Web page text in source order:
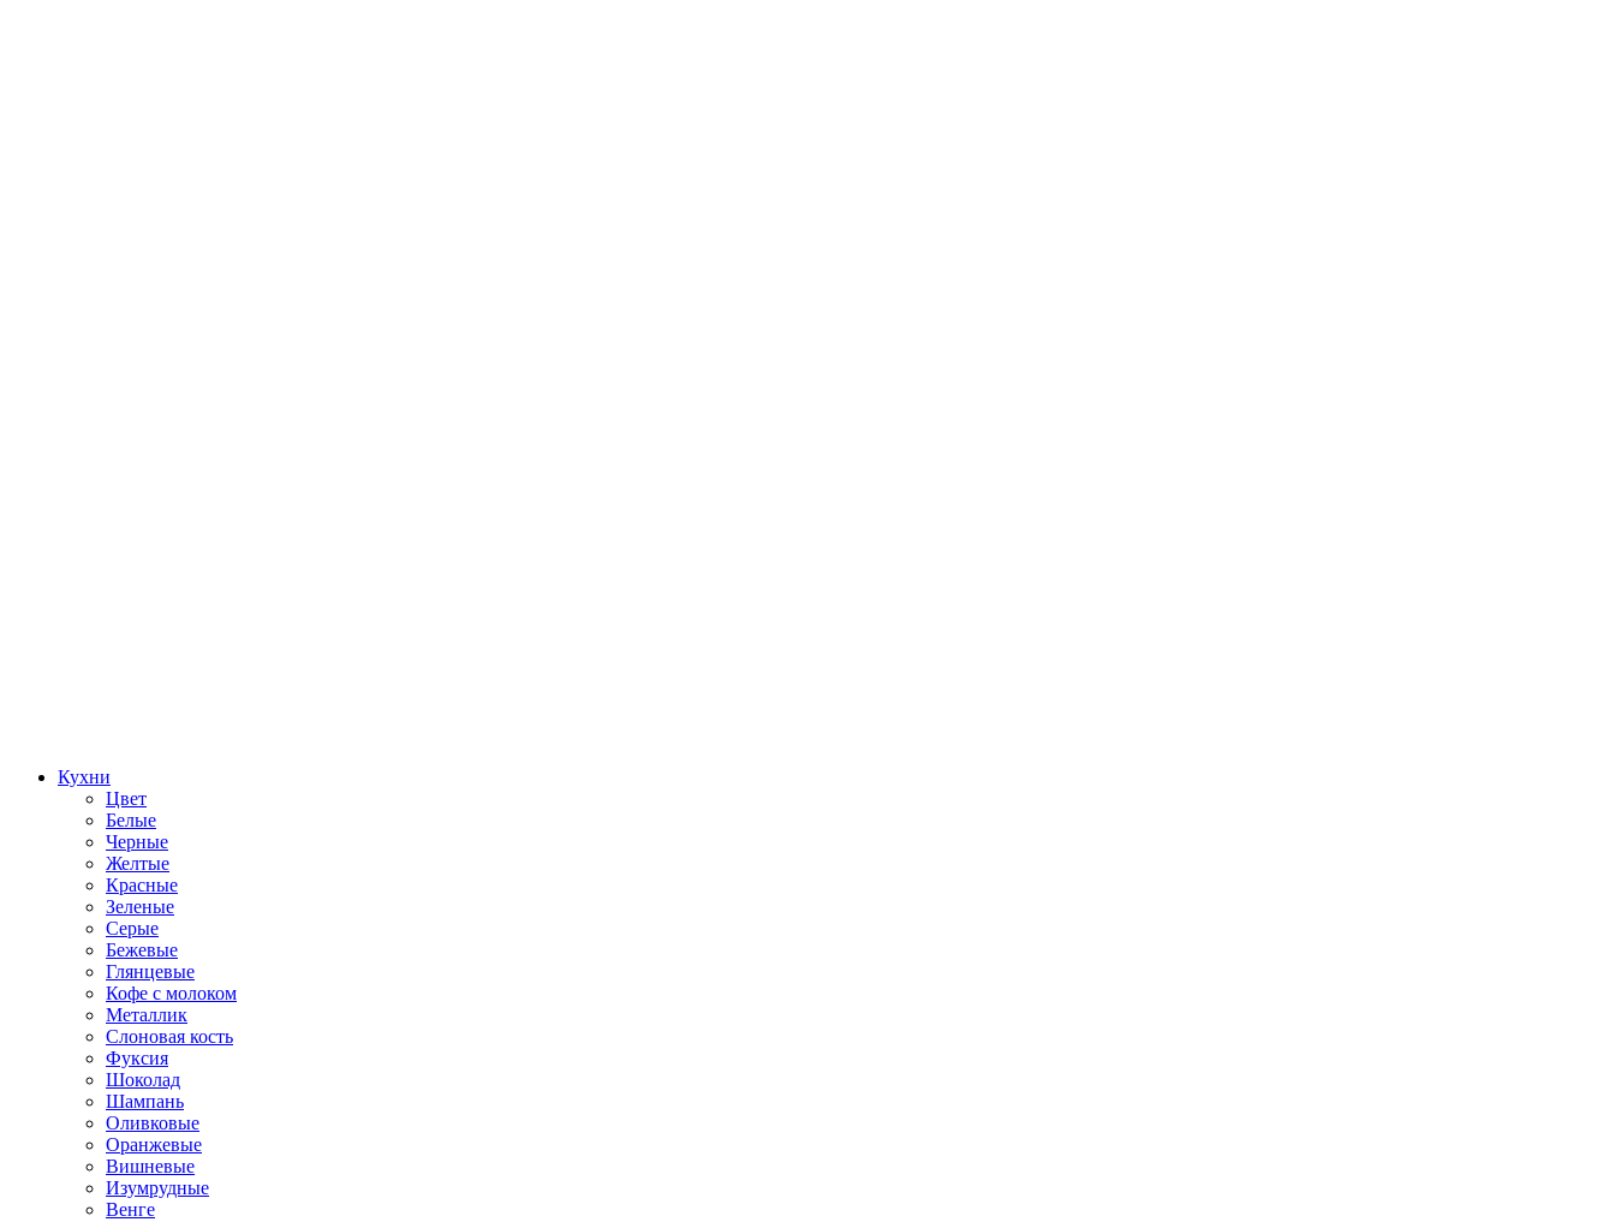
Кухни
Цвет
Белые
Черные
Желтые
Красные
Зеленые
Серые
Бежевые
Глянцевые
Кофе с молоком
Металлик
Слоновая кость
Фуксия
Шоколад
Шампань
Оливковые
Оранжевые
Вишневые
Изумрудные
Венге